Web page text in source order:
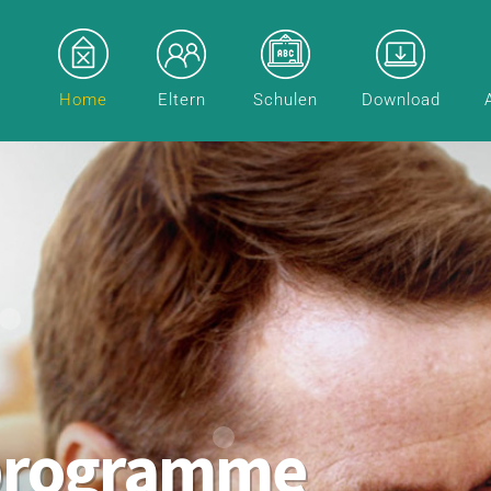
Home Eltern Schulen Download